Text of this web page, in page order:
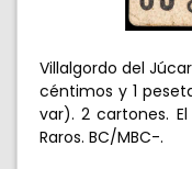
Villalgordo del
céntimos y 1
var). 2 cartones.
Raros. BC/MBC-.